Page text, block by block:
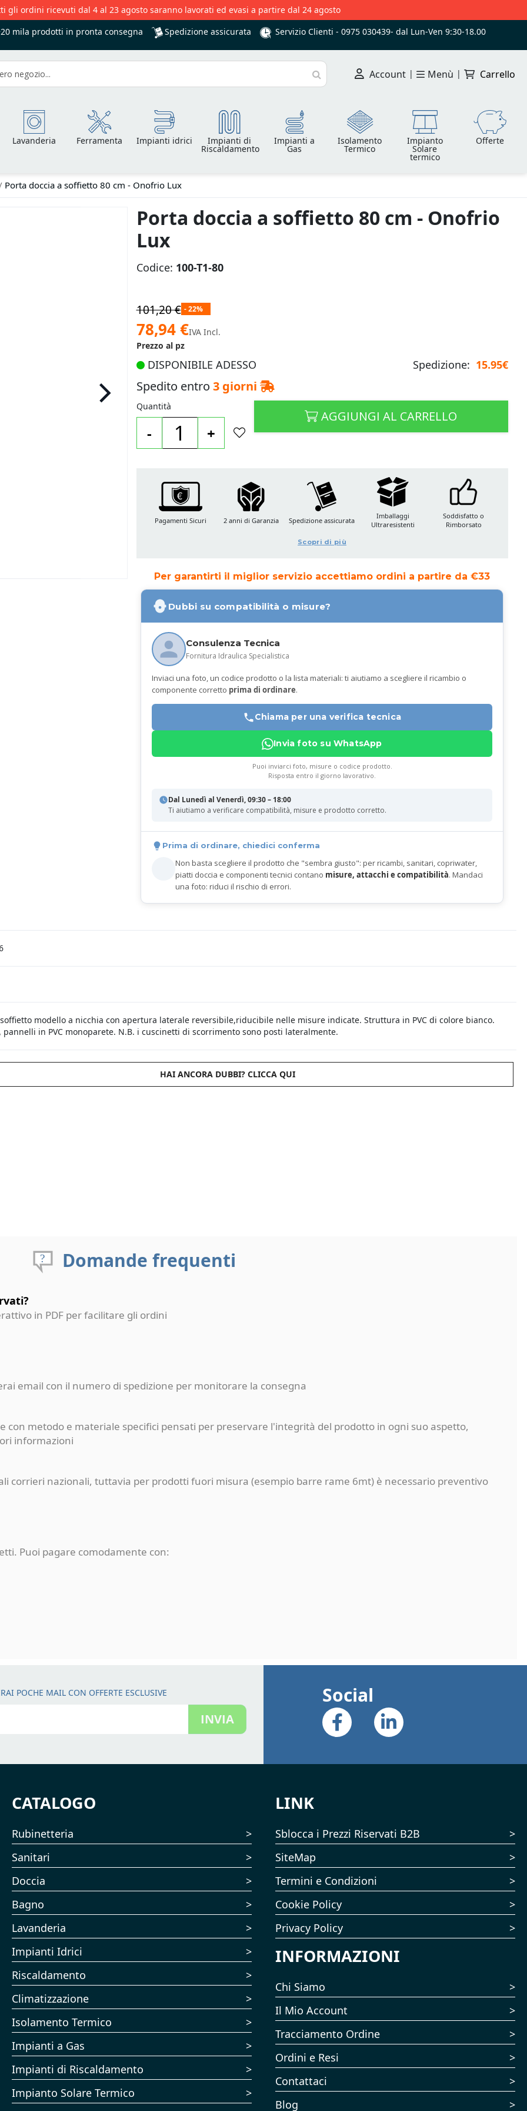
gli ordini ricevuti dal 4 al 23 agosto saranno lavorati ed evasi a partire dal 24 agosto
mila prodotti in pronta consegna Spedizione assicurata Servizio Clienti - 0975 030439- dal Lun-Ven 9:30-18.00
Cerca
Account | Menù | Carrello
Lavanderia Ferramenta Impianti idrici Impianti di
Riscaldamento
Impianti a
Gas
Isolamento
Termico
Impianto
Solare
termico
Offerte
Porta doccia a soffietto 80 cm - Onofrio Lux
Porta doccia a soffietto 80 cm - Onofrio
Lux
Codice: 100-T1-80
101,20 € - 22%
Prezzo
speciale
78,94 €IVA Incl.
Prezzo al pz
DISPONIBILE ADESSO Spedizione: 15.95€
Spedito entro 3 giorni
Quantità
- +
AGGIUNGI AL CARRELLO
Per garantirti il miglior servizio accettiamo ordini a partire da €33
Dubbi su compatibilità o misure?
Consulenza Tecnica
Fornitura Idraulica Specialistica
Inviaci una foto, un codice prodotto o la lista materiali: ti aiutiamo a scegliere il ricambio o
componente corretto prima di ordinare.
Chiama per una verifica tecnica
Invia foto su WhatsApp
Puoi inviarci foto, misure o codice prodotto.
Risposta entro il giorno lavorativo.
Dal Lunedì al Venerdì, 09:30 – 18:00
Ti aiutiamo a verificare compatibilità, misure e prodotto corretto.
Prima di ordinare, chiedici conferma
Non basta scegliere il prodotto che "sembra giusto": per ricambi, sanitari, copriwater,
piatti doccia e componenti tecnici contano misure, attacchi e compatibilità. Mandaci
una foto: riduci il rischio di errori.
Pagamenti Sicuri 2 anni di Garanzia Spedizione assicurata
Imballaggi
Ultraresistenti
Soddisfatto o
Rimborsato
Scopri di più
modello a nicchia con apertura laterale reversibile,riducibile nelle misure indicate. Struttura in PVC di colore bianco.
pannelli in PVC monoparete. N.B. i cuscinetti di scorrimento sono posti lateralmente.
HAI ANCORA DUBBI? CLICCA QUI
Domande frequenti
in PDF per facilitare gli ordini
email con il numero di spedizione per monitorare la consegna
con metodo e materiale specifici pensati per preservare l'integrità del prodotto in ogni suo aspetto,
informazioni
corrieri nazionali, tuttavia per prodotti fuori misura (esempio barre rame 6mt) è necessario preventivo
Puoi pagare comodamente con:
POCHE MAIL CON OFFERTE ESCLUSIVE
INVIA
Social
CATALOGO
Rubinetteria
Sanitari
Doccia
Bagno
Lavanderia
Impianti Idrici
Riscaldamento
Climatizzazione
Isolamento Termico
Impianti a Gas
Impianti di Riscaldamento
Impianto Solare Termico
LINK
Sblocca i Prezzi Riservati B2B
SiteMap
Termini e Condizioni
Cookie Policy
Privacy Policy
INFORMAZIONI
Chi Siamo
Il Mio Account
Tracciamento Ordine
Ordini e Resi
Contattaci
Blog